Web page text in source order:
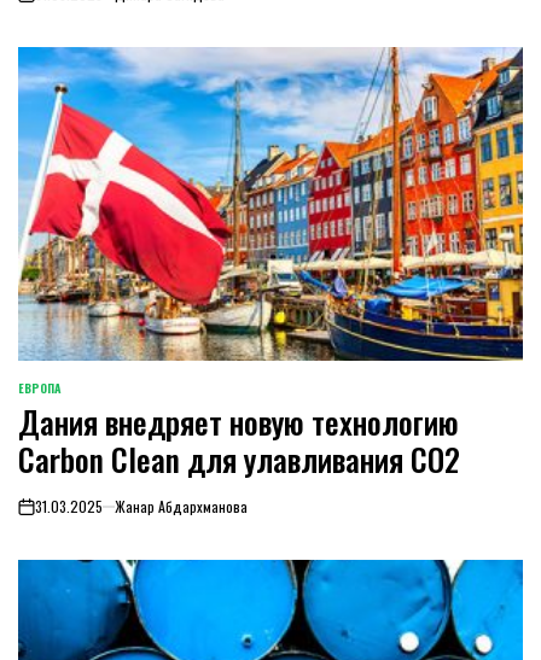
ОПУБЛИКОВАНО
ЕВРОПА
Дания внедряет новую технологию
Carbon Clean для улавливания CO2
on31.03.2025 Жанар Абдархманова